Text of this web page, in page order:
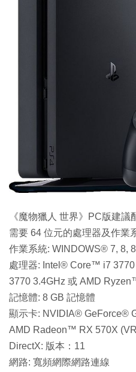
《魔物獵人 世界》PC版建議
需要 64 位元的處理器及作業
作業系統: WINDOWS® 7, 8,
處理器: Intel® Core™ i7
3770 3.4GHz 或 AMD
記憶體: 8 GB 記憶體
顯示卡: NVIDIA® GeForce®
AMD Radeon™ RX 570X
DirectX: 版本：11
網路: 寬頻網際網路連線